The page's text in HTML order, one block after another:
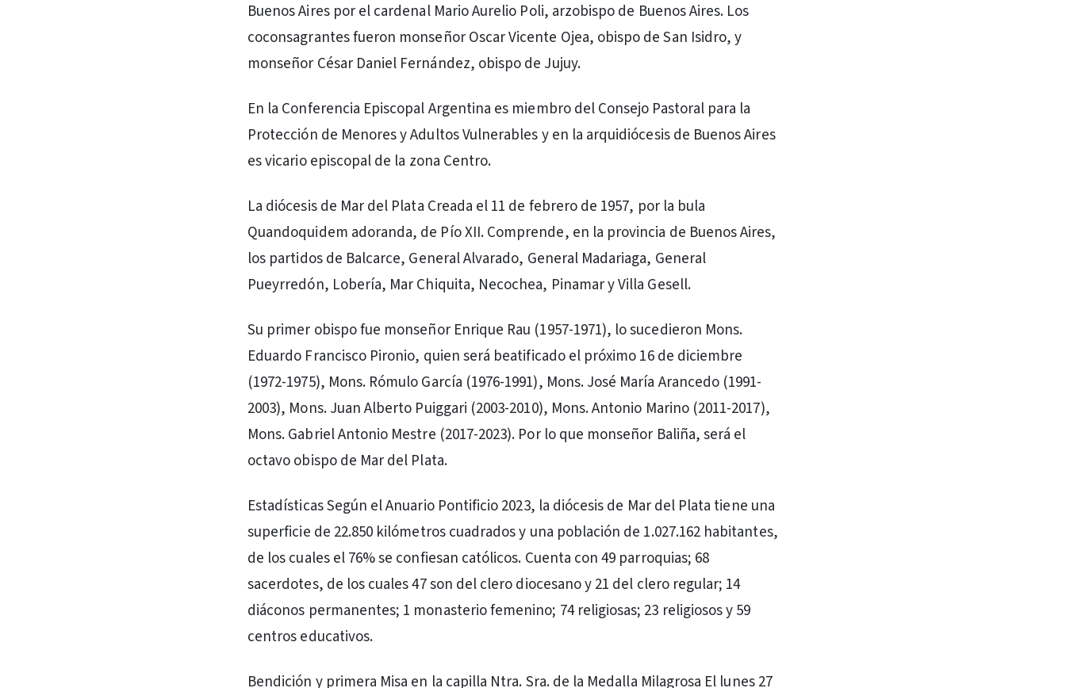
Buenos Aires por el cardenal Mario Aurelio Poli, arzobispo de Buenos Aires. Los
coconsagrantes fueron monseñor Oscar Vicente Ojea, obispo de San Isidro, y
monseñor César Daniel Fernández, obispo de Jujuy.
En la Conferencia Episcopal Argentina es miembro del Consejo Pastoral para la
Protección de Menores y Adultos Vulnerables y en la arquidiócesis de Buenos Aires
es vicario episcopal de la zona Centro.
La diócesis de Mar del Plata Creada el 11 de febrero de 1957, por la bula
Quandoquidem adoranda, de Pío XII. Comprende, en la provincia de Buenos Aires,
los partidos de Balcarce, General Alvarado, General Madariaga, General
Pueyrredón, Lobería, Mar Chiquita, Necochea, Pinamar y Villa Gesell.
Su primer obispo fue monseñor Enrique Rau (1957-1971), lo sucedieron Mons.
Eduardo Francisco Pironio, quien será beatificado el próximo 16 de diciembre
(1972-1975), Mons. Rómulo García (1976-1991), Mons. José María Arancedo (1991-
2003), Mons. Juan Alberto Puiggari (2003-2010), Mons. Antonio Marino (2011-2017),
Mons. Gabriel Antonio Mestre (2017-2023). Por lo que monseñor Baliña, será el
octavo obispo de Mar del Plata.
Estadísticas Según el Anuario Pontificio 2023, la diócesis de Mar del Plata tiene una
superficie de 22.850 kilómetros cuadrados y una población de 1.027.162 habitantes,
de los cuales el 76% se confiesan católicos. Cuenta con 49 parroquias; 68
sacerdotes, de los cuales 47 son del clero diocesano y 21 del clero regular; 14
diáconos permanentes; 1 monasterio femenino; 74 religiosas; 23 religiosos y 59
centros educativos.
Bendición y primera Misa en la capilla Ntra. Sra. de la Medalla Milagrosa El lunes 27